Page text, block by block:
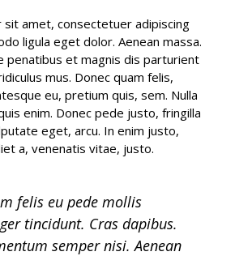
sit amet, consectetuer adipiscing
ligula eget dolor. Aenean massa.
penatibus et magnis dis parturient
mus. Donec quam felis,
eu, pretium quis, sem. Nulla
enim. Donec pede justo, fringilla
eget, arcu. In enim justo,
a, venenatis vitae, justo.
felis eu pede mollis
tincidunt. Cras dapibus.
semper nisi. Aenean